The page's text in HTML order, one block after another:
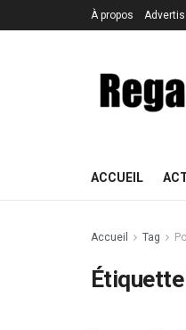
À propos
ACCUEIL
Accueil Tag